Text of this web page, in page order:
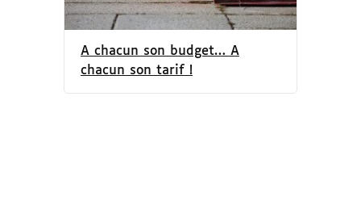
A chacun son budget… A
chacun son tarif !